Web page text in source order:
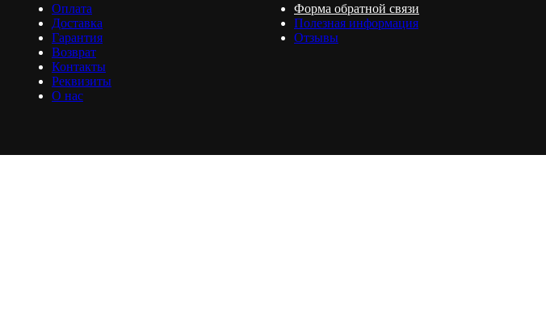
Оплата
Доставка
Гарантия
Возврат
Контакты
Реквизиты
О нас
Форма обратной связи
Полезная информация
Отзывы